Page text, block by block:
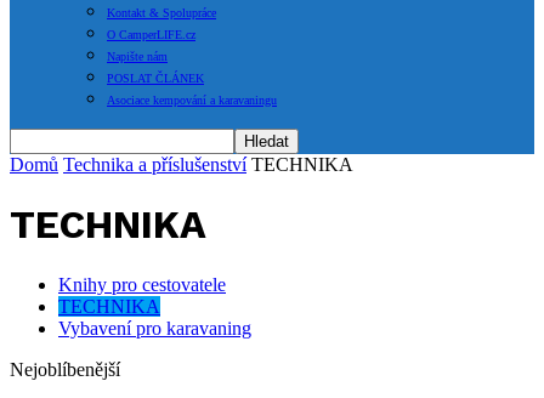
Kontakt & Spolupráce
O CamperLIFE.cz
Napište nám
POSLAT ČLÁNEK
Asociace kempování a karavaningu
Domů Technika a příslušenství TECHNIKA
TECHNIKA
Knihy pro cestovatele
TECHNIKA
Vybavení pro karavaning
Nejoblíbenější